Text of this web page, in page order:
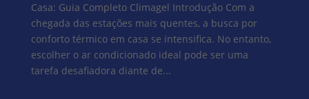
Casa: Guia Completo Climagel Introdução Com a
chegada das estações mais quentes, a busca por
conforto térmico em casa se intensifica. No entanto,
escolher o ar condicionado ideal pode ser uma
tarefa desafiadora diante de...